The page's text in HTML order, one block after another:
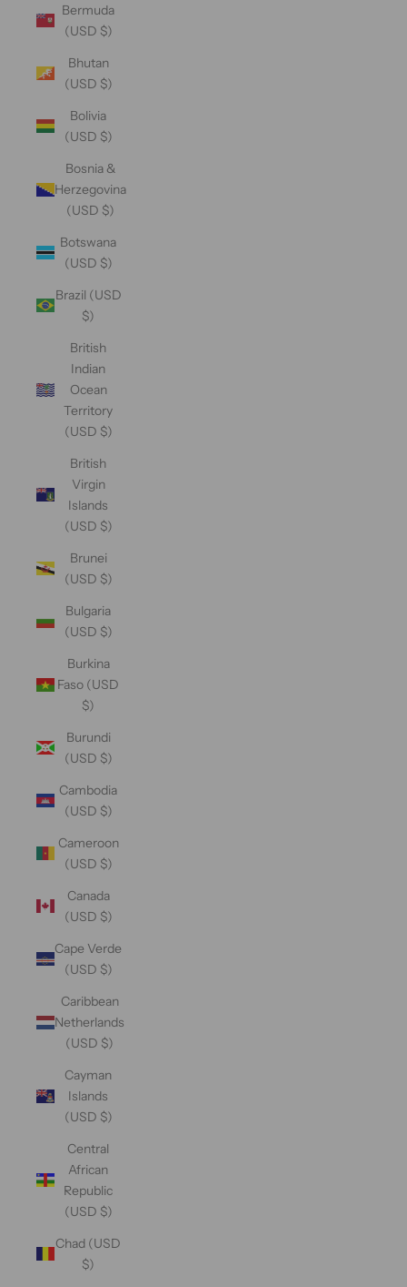
Bermuda
(USD $)
Bhutan
(USD $)
Bolivia
(USD $)
Bosnia &
Herzegovina
(USD $)
Botswana
(USD $)
Brazil (USD
$)
British
Indian
Ocean
Territory
(USD $)
British
Virgin
Islands
(USD $)
Brunei
(USD $)
Bulgaria
(USD $)
Burkina
Faso (USD
$)
Burundi
(USD $)
Cambodia
(USD $)
Cameroon
(USD $)
Canada
(USD $)
Cape Verde
(USD $)
Caribbean
Netherlands
(USD $)
Cayman
Islands
(USD $)
Central
African
Republic
(USD $)
Chad (USD
$)